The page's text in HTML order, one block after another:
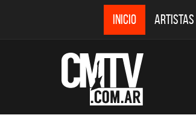
INICIO ARTISTAS